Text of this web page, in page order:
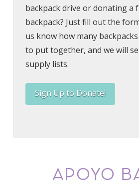
backpack drive or donating a
backpack? Just fill out the
us know how many
to put together, and we will
supply lists.
Sign Up to Donate!
APOYO